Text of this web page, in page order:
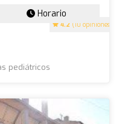
4.2 (10 opiniones)
Horario
pediátricos